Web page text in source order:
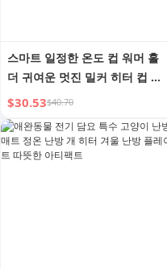
스마트 일정한 온도 컵 워머 홀
더 귀여운 멋진 밀커 히터 컵 베
이스 가정용 조절 가능한 온도
컵 워머 히팅
$30.53$40.70